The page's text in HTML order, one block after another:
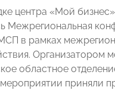
центра «Мой
Межрегиональная
в рамках
Организатором
областное
приняли